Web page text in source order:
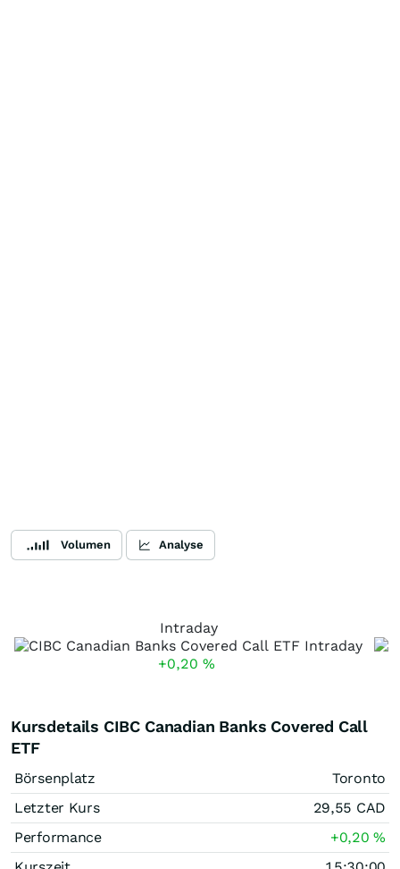
Volumen Analyse
Intraday
+0,20 %
Kursdetails CIBC Canadian Banks Covered Call
ETF
Börsenplatz
Toronto
Letzter Kurs
29,55 CAD
Performance
+0,20%